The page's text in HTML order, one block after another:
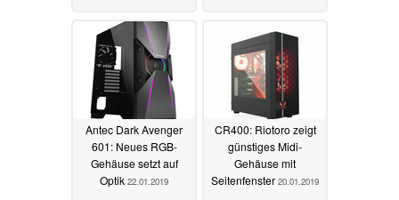
Antec Dark Avenger
601: Neues RGB-
Gehäuse setzt auf
Optik 22.01.2019
CR400: Riotoro zeigt
günstiges Midi-
Gehäuse mit
Seitenfenster 20.01.2019